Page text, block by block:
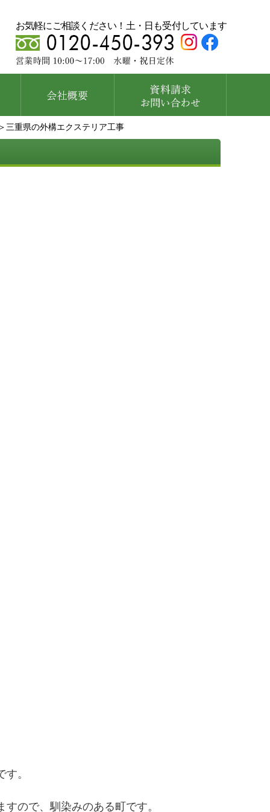
お気軽にご相談ください！土・日も受付しています
三重県の外構エクステリア工事
。
ので、馴染みのある町です。